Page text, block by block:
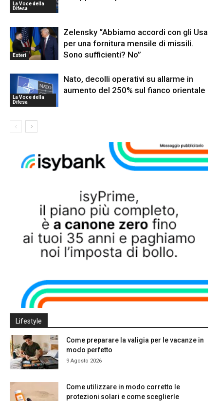
La Voce della
Difesa
Esteri
Zelensky “Abbiamo accordi con gli Usa
per una fornitura mensile di missili.
Sono sufficienti? No”
La Voce della
Difesa
Nato, decolli operativi su allarme in
aumento del 250% sul fianco orientale
Lifestyle
Come preparare la valigia per le vacanze in
modo perfetto
9 Agosto 2026
Come utilizzare in modo corretto le
protezioni solari e come sceglierle